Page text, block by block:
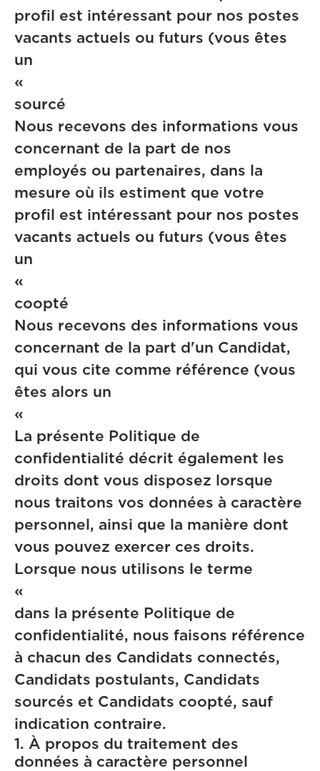
profil est intéressant pour nos postes
vacants actuels ou futurs (vous êtes
un
«
Nous recevons des informations vous
concernant de la part de nos
employés ou partenaires, dans la
mesure où ils estiment que votre
profil est intéressant pour nos postes
vacants actuels ou futurs (vous êtes
un
«
Nous recevons des informations vous
concernant de la part d'un Candidat,
qui vous cite comme référence (vous
êtes alors un
«
La présente Politique de
confidentialité décrit également les
droits dont vous disposez lorsque
nous traitons vos données à caractère
personnel, ainsi que la manière dont
vous pouvez exercer ces droits.
Lorsque nous utilisons le terme
«
dans la présente Politique de
confidentialité, nous faisons référence
à chacun des Candidats connectés,
Candidats postulants, Candidats
sourcés et Candidats coopté, sauf
indication contraire.
1. À propos du traitement des
données à caractère personnel